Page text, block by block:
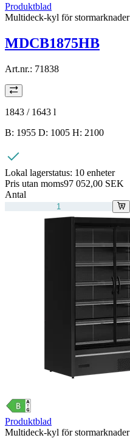
Produktblad
Multideck-kyl för stormarknader
MDCB1875HB
Art.nr.: 71838
1843 / 1643 l
B: 1955 D: 1005 H: 2100
Lokal lagerstatus: 10 enheter
Pris utan moms97 052,00 SEK
Antal
Produktblad
Multideck-kyl för stormarknader